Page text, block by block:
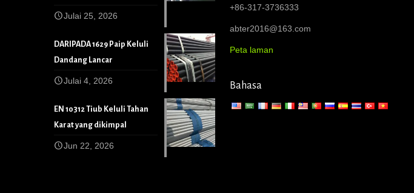
Julai 25, 2026
DARIPADA 1629 Paip Keluli
Dandang Lancar
Julai 4, 2026
EN 10312 Tiub Keluli Tahan
Karat yang dikimpal
Jun 22, 2026
+86-317-3736333
abter2016@163.com
Peta laman
Bahasa